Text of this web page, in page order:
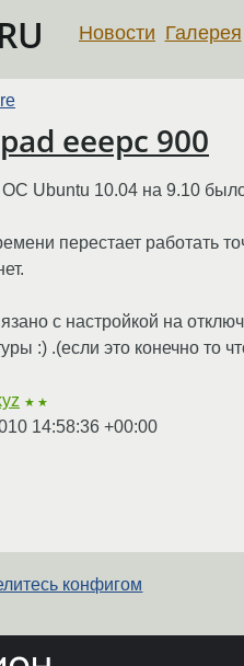
Новости Галерея
eeepc 900
ОС Ubuntu 10.04 на 9.10
перестает работать
с настройкой на
:) .(если это конечно то
★★
14:58:36 +00:00
конфигом